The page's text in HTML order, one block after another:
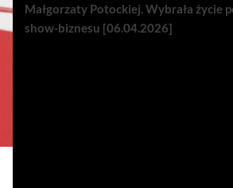
Małgorzaty Potockiej. Wybrała życie
show-biznesu [06.04.2026]